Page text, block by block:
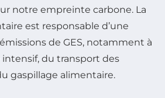
notre empreinte carbone. La
est responsable d’une
de GES, notamment à
intensif, du transport des
gaspillage alimentaire.